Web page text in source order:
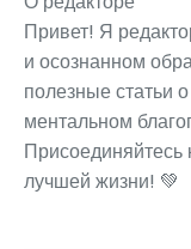
Привет! Я
и осознанном
полезные статьи
ментальном
лучшей жизни! 💚